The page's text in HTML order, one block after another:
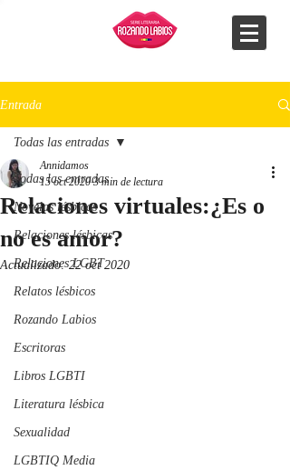
Entrada
Todas las entradas
Novelas lésbicas
Relaciones lésbicas
Relaciones LGBT
Relatos lésbicos
Rozando Labios
Escritoras
Libros LGBTI
Literatura lésbica
Sexualidad
LGBTIQ Media
Todas las entradas
Relaciones virtuales:¿Es o
no es amor?
Annidamos
15 oct 2020 3 min de lectura
Actualizado:22 oct 2020